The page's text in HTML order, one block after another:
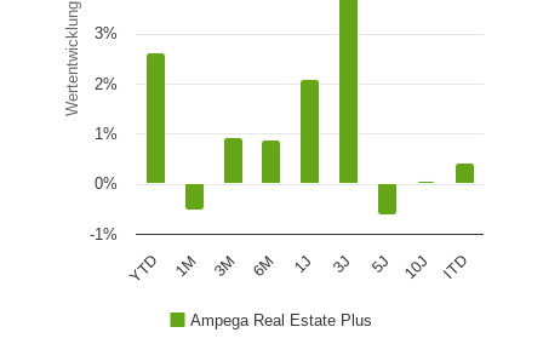
Wertentwicklung
Ampega Real Estate Plus
YTD 1M 3M 6M 1J 3J 5J 10J ITD
-1%
0%
1%
2%
3%